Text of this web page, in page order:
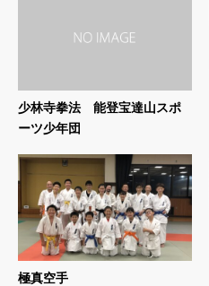
少林寺拳法 能登宝達山スポ
ーツ少年団
極真空手